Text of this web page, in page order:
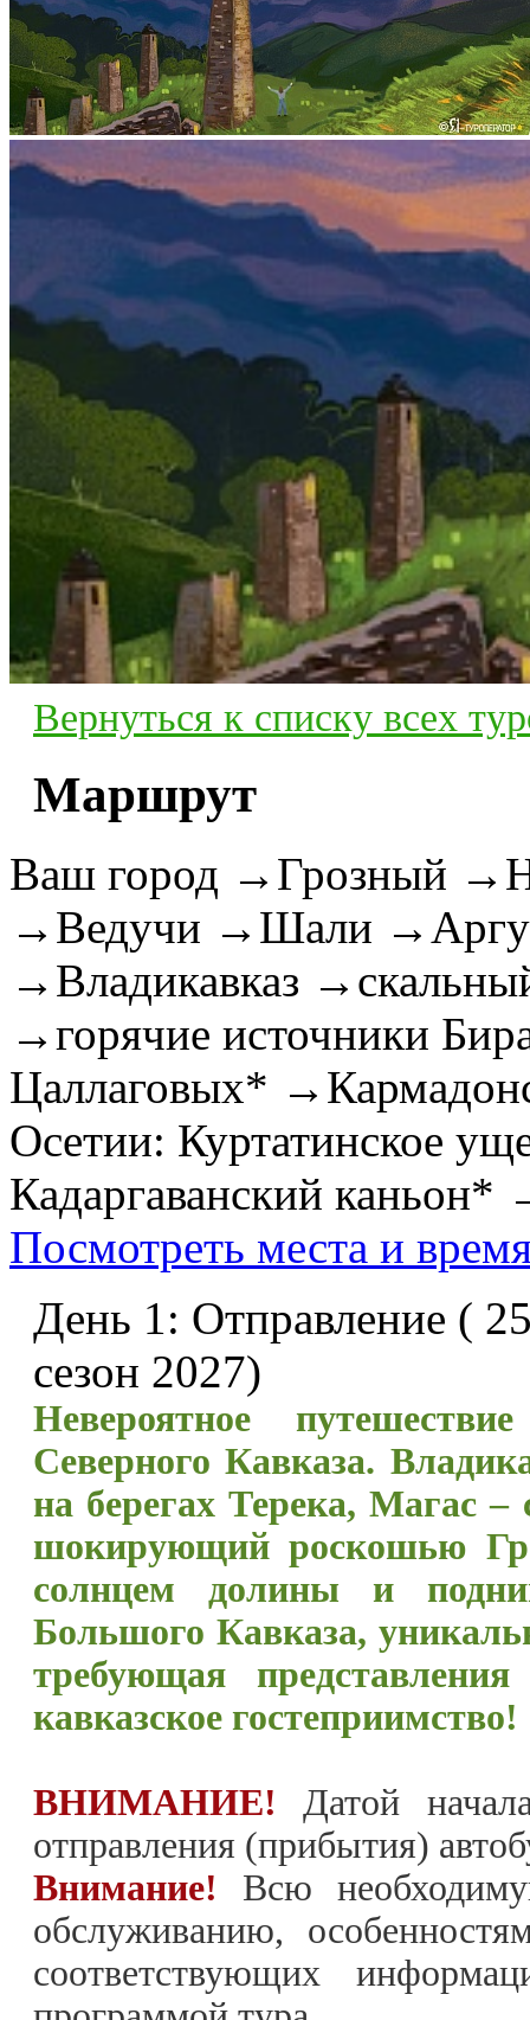
Вернуться к списку всех
Маршрут
Ваш город → Грозный →
→ Ведучи → Шали →
→ Владикавказ →
→горячие источники
Цаллаговых* →
Осетии: Куртатинское
Кадаргаванский каньон*
Посмотреть места и
День 1: Отправление (
сезон 2027)
Невероятное
Северного Кавказа.
на берегах Терека, Магас
шокирующий роскошью
солнцем долины и
Большого Кавказа,
требующая
кавказское гостеприимство!
ВНИМАНИЕ! Датой
отправления (прибытия)
Внимание! Всю
обслуживанию,
соответствующих